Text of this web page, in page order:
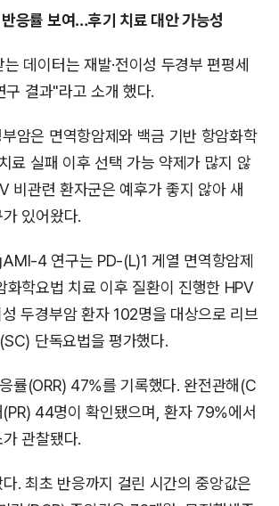
응률 보여…후기 치료 대안 가능성
데이터는 재발·전이성 두경부 편평세
결과"라고 소개 했다.
부암은 면역항암제와 백금 기반 항암화학
료 실패 이후 선택 가능 약제가 많지 않
비관련 환자군은 예후가 좋지 않아 새
있어왔다.
4 연구는 PD-(L)1 게열 면역항암제
화학요법 치료 이후 질환이 진행한 HPV
성 두경부암 환자 102명을 대상으로 리브
단독요법을 평가했다.
률(ORR) 47%를 기록했다. 완전관해(C
44명이 확인됐으며, 환자 79%에서
관찰됐다.
. 최초 반응까지 걸린 시간의 중앙값은